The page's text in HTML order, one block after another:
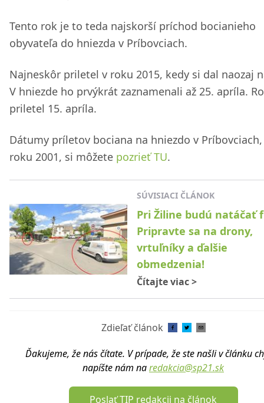
Tento rok je to teda najskorší príchod bocianieho
obyvateľa do hniezda v Príbovciach.
Najneskôr priletel v roku 2015, kedy si dal naozaj
V hniezde ho prvýkrát zaznamenali až 25. apríla.
priletel 15. apríla.
Dátumy príletov bociana na hniezdo v
roku 2001, si môžete pozrieť TU.
SÚVISIACI ČLÁNOK
Pri Žiline budú natáčať
Pripravte sa na drony,
vrtuľníky a ďalšie
obmedzenia!
Čítajte viac>
Zdieľať článok
Ďakujeme, že nás čítate. V prípade, že ste našli v článku
napíšte nám naredakcia@sp21.sk
Poslať TIP redakcii na článok